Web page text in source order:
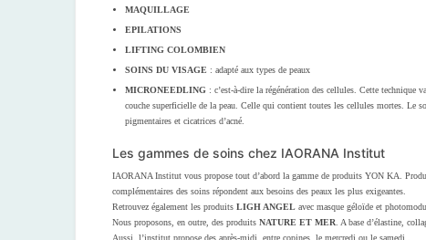
MAQUILLAGE
EPILATIONS
LIFTING COLOMBIEN
SOINS DU VISAGE : adapté aux types de peaux
MICRONEEDLING: c’est-à-dire la régénération des cellules. Cette technique
couche superficielle de la peau. Celle qui contient toutes les cellules mortes. Le
pigmentaires et cicatrices d’acné.
Les gammes de soins chez IAORANA Institut
IAORANA Institut vous propose tout d’abord la gamme de produits YON KA.
complémentaires des soins répondent aux besoins des peaux les plus exigeantes.
Retrouvez également les produits LIGH ANGEL avec masque géloïde et
Nous proposons, en outre, des produits NATURE ET MER . A base d’élastine,
Aussi, l’institut propose des après-midi entre copines le mercredi ou le samedi .